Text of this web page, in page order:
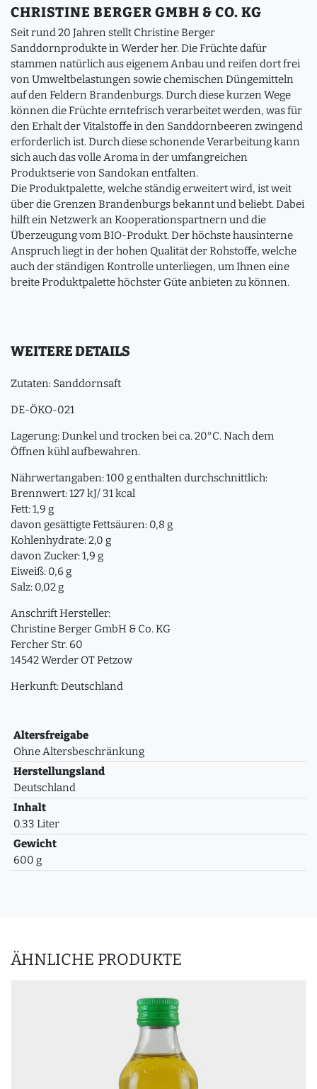
CHRISTINE BERGER GMBH & CO. KG
Seit rund 20 Jahren stellt Christine Berger
Sanddornprodukte in Werder her. Die Früchte dafür
stammen natürlich aus eigenem Anbau und reifen dort frei
von Umweltbelastungen sowie chemischen Düngemitteln
auf den Feldern Brandenburgs. Durch diese kurzen Wege
können die Früchte erntefrisch verarbeitet werden, was für
den Erhalt der Vitalstoffe in den Sanddornbeeren zwingend
erforderlich ist. Durch diese schonende Verarbeitung kann
sich auch das volle Aroma in der umfangreichen
Produktserie von Sandokan entfalten.
Die Produktpalette, welche ständig erweitert wird, ist weit
über die Grenzen Brandenburgs bekannt und beliebt. Dabei
hilft ein Netzwerk an Kooperationspartnern und die
Überzeugung vom BIO-Produkt. Der höchste hausinterne
Anspruch liegt in der hohen Qualität der Rohstoffe, welche
auch der ständigen Kontrolle unterliegen, um Ihnen eine
breite Produktpalette höchster Güte anbieten zu können.
WEITERE DETAILS
Zutaten: Sanddornsaft
DE-ÖKO-021
Lagerung: Dunkel und trocken bei ca. 20°C. Nach dem
Öffnen kühl aufbewahren.
Nährwertangaben: 100 g enthalten durchschnittlich:
Brennwert: 127 kJ/ 31 kcal
Fett: 1,9 g
davon gesättigte Fettsäuren: 0,8 g
Kohlenhydrate: 2,0 g
davon Zucker: 1,9 g
Eiweiß: 0,6 g
Salz: 0,02 g
Anschrift Hersteller:
Christine Berger GmbH & Co. KG
Fercher Str. 60
14542 Werder OT Petzow
Herkunft: Deutschland
Altersfreigabe
Ohne Altersbeschränkung
Herstellungsland
Deutschland
Inhalt
0.33 Liter
Gewicht
600 g
ÄHNLICHE PRODUKTE